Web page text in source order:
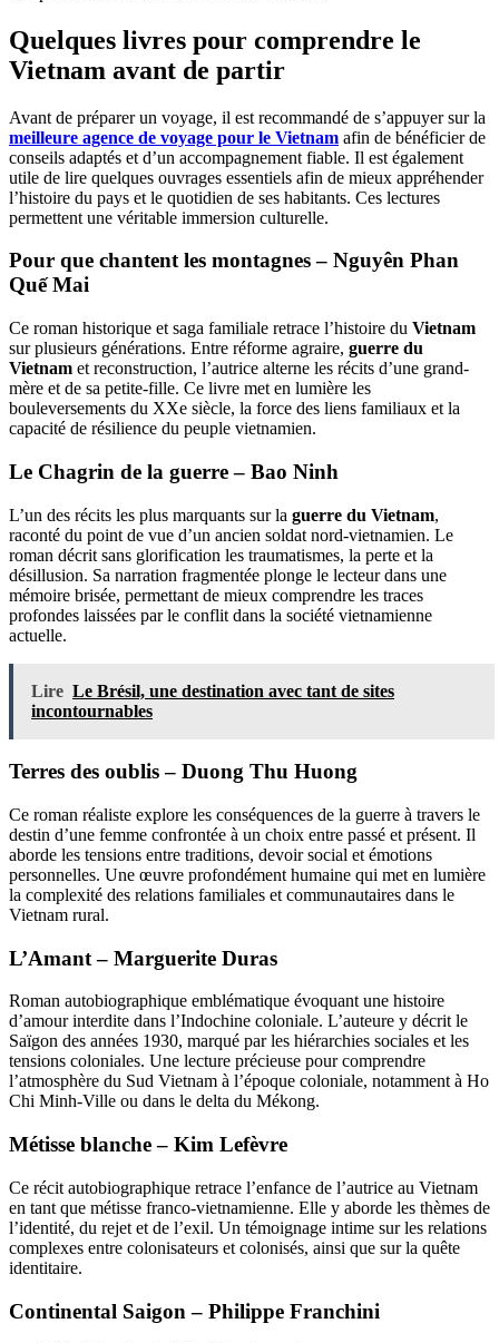
Quelques livres pour comprendre le
Vietnam avant de partir
Avant de préparer un voyage, il est recommandé de s’appuyer sur la
meilleure agence de voyage pour le Vietnam afin de bénéficier de
conseils adaptés et d’un accompagnement fiable. Il est également
utile de lire quelques ouvrages essentiels afin de mieux appréhender
l’histoire du pays et le quotidien de ses habitants. Ces lectures
permettent une véritable immersion culturelle.
Pour que chantent les montagnes – Nguyên Phan
Quế Mai
Ce roman historique et saga familiale retrace l’histoire du Vietnam
sur plusieurs générations. Entre réforme agraire, guerre du
Vietnam et reconstruction, l’autrice alterne les récits d’une grand-
mère et de sa petite-fille. Ce livre met en lumière les
bouleversements du XXe siècle, la force des liens familiaux et la
capacité de résilience du peuple vietnamien.
Le Chagrin de la guerre – Bao Ninh
L’un des récits les plus marquants sur la guerre du Vietnam,
raconté du point de vue d’un ancien soldat nord-vietnamien. Le
roman décrit sans glorification les traumatismes, la perte et la
désillusion. Sa narration fragmentée plonge le lecteur dans une
mémoire brisée, permettant de mieux comprendre les traces
profondes laissées par le conflit dans la société vietnamienne
actuelle.
Lire Le Brésil, une destination avec tant de sites
incontournables
Terres des oublis – Duong Thu Huong
Ce roman réaliste explore les conséquences de la guerre à travers le
destin d’une femme confrontée à un choix entre passé et présent. Il
aborde les tensions entre traditions, devoir social et émotions
personnelles. Une œuvre profondément humaine qui met en lumière
la complexité des relations familiales et communautaires dans le
Vietnam rural.
L’Amant – Marguerite Duras
Roman autobiographique emblématique évoquant une histoire
d’amour interdite dans l’Indochine coloniale. L’auteure y décrit le
Saïgon des années 1930, marqué par les hiérarchies sociales et les
tensions coloniales. Une lecture précieuse pour comprendre
l’atmosphère du Sud Vietnam à l’époque coloniale, notamment à Ho
Chi Minh-Ville ou dans le delta du Mékong.
Métisse blanche – Kim Lefèvre
Ce récit autobiographique retrace l’enfance de l’autrice au Vietnam
en tant que métisse franco-vietnamienne. Elle y aborde les thèmes de
l’identité, du rejet et de l’exil. Un témoignage intime sur les relations
complexes entre colonisateurs et colonisés, ainsi que sur la quête
identitaire.
Continental Saigon – Philippe Franchini